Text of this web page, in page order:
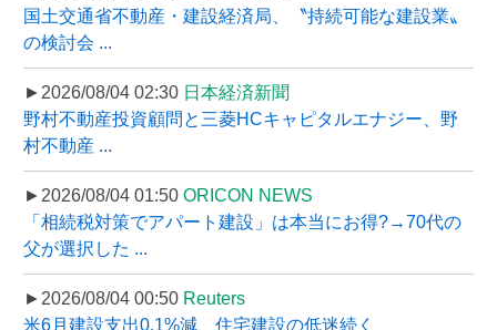
国土交通省不動産・建設経済局、〝持続可能な建設業〟
の検討会 ...
►2026/08/04 02:30 日本経済新聞
野村不動産投資顧問と三菱HCキャピタルエナジー、野
村不動産 ...
►2026/08/04 01:50 ORICON NEWS
「相続税対策でアパート建設」は本当にお得?→70代の
父が選択した ...
►2026/08/04 00:50 Reuters
米6月建設支出0.1%減、住宅建設の低迷続く